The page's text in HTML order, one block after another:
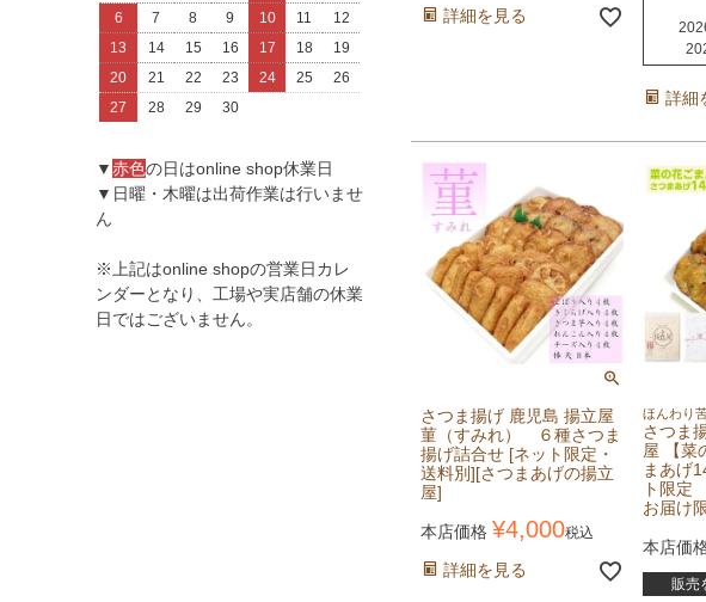
6
7 8 9 10 11
12
13
14 15 16 17 18
19
20
21 22 23 24 25
26
27
28 29 30
▼赤色の日はonline shop休業日
▼日曜・木曜は出荷作業は行いませ
ん
※上記はonline shopの営業日カレ
ンダーとなり、工場や実店舗の休業
日ではございません。
詳細を見る
詳細
さつま揚げ 鹿児島 揚立屋
菫（すみれ） ６種さつま
揚げ詰合せ [ネット限定・
送料別][さつまあげの揚立
屋]
本店価格 ¥4,000税込
詳細を見る
ほんわり
さつま
屋 【菜
まあげ
ト限定
お届け
本店価
販売